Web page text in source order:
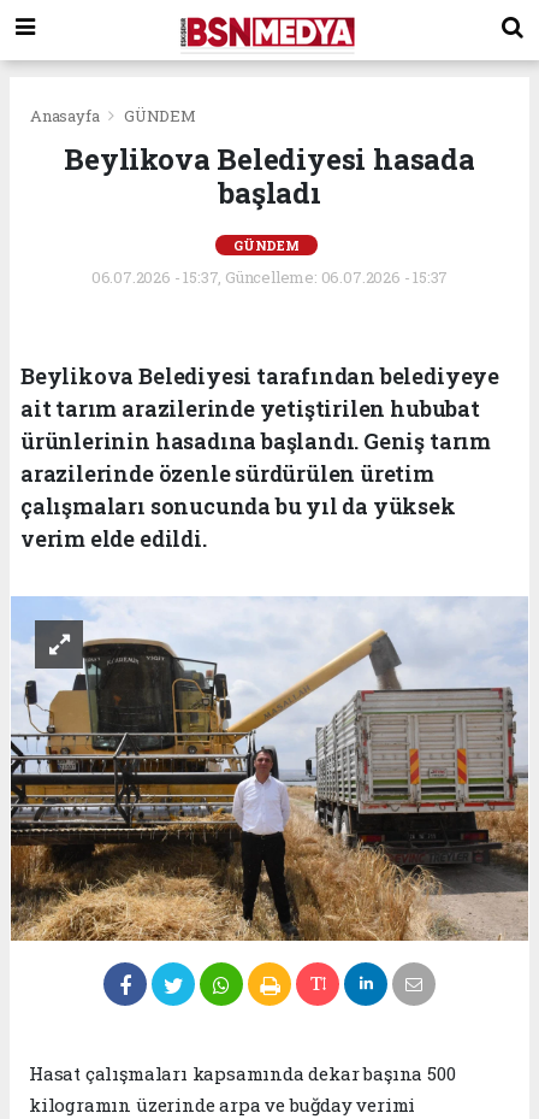
Anasayfa GÜNDEM
Beylikova Belediyesi hasada
başladı
GÜNDEM
06.07.2026 - 15:37, Güncelleme: 06.07.2026 - 15:37
Beylikova Belediyesi tarafından belediyeye
ait tarım arazilerinde yetiştirilen hububat
ürünlerinin hasadına başlandı. Geniş tarım
arazilerinde özenle sürdürülen üretim
çalışmaları sonucunda bu yıl da yüksek
verim elde edildi.
Hasat çalışmaları kapsamında dekar başına 500
kilogramın üzerinde arpa ve buğday verimi